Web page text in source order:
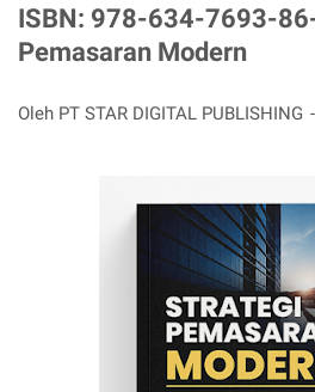
ISBN: 978-634-7693-
Pemasaran Modern
Oleh PT STAR DIGITAL PUBLISHING